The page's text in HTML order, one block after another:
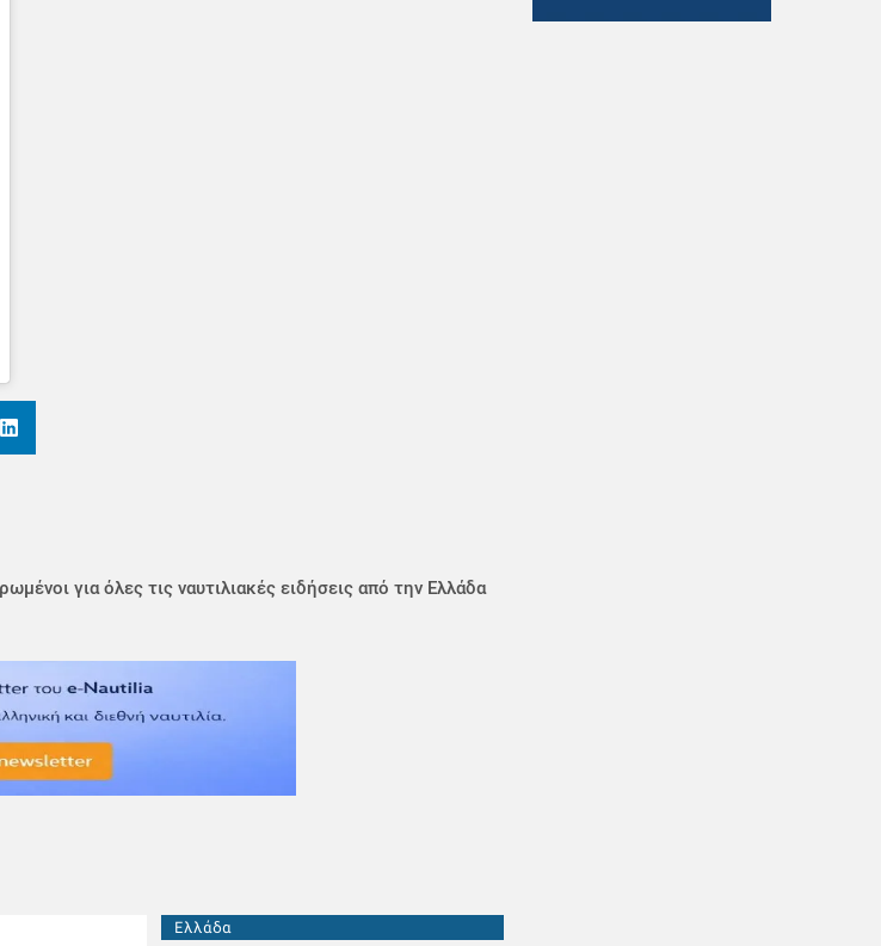
για όλες τις ναυτιλιακές ειδήσεις από την Ελλάδα
Ελλάδα